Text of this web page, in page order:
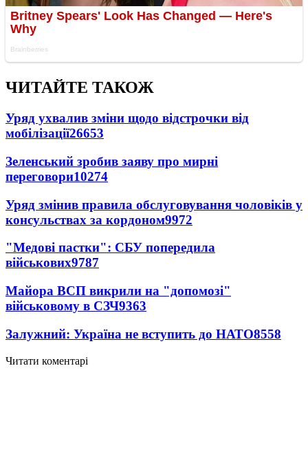
ЧИТАЙТЕ ТАКОЖ
Уряд ухвалив зміни щодо відстрочки від
мобілізації26653
Зеленський зробив заяву про мирні
переговори10274
Уряд змінив правила обслуговування чоловіків у
консульствах за кордоном9972
"Медові пастки": СБУ попередила
військових9787
Майора ВСП викрили на "допомозі"
військовому в СЗЧ9363
Залужний: Україна не вступить до НАТО8558
Читати коментарі